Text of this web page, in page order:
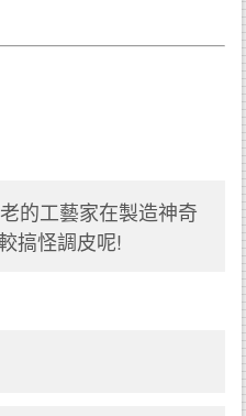
的工藝家在製造神奇
搞怪調皮呢!